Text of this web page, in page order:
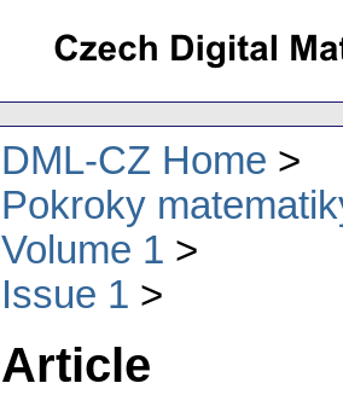
DML-CZ Home
Pokroky
Volume 1
Issue 1
Article